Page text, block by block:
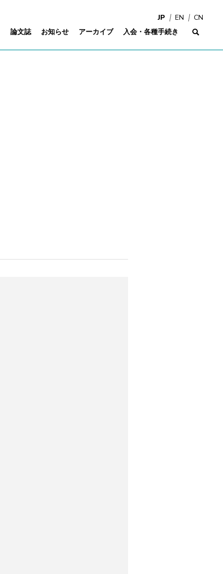
論文誌 お知らせ アーカイブ 入会・各種手続き
JP EN CN